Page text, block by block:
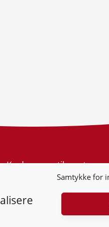
Samtykke for
Konkurransetilsynet
Postboks 439 Sentrum
Org.nr: 974 761 246